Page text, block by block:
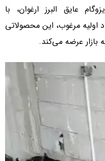
عایق البرز ارغوان، با
اولیه مرغوب، این محصولاتی
بازار عرضه می‌کند.